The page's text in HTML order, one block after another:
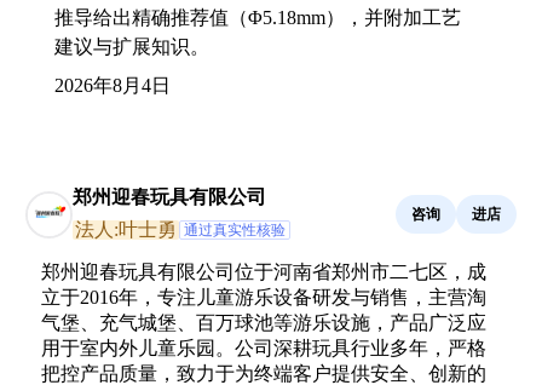
推导给出精确推荐值（Φ5.18mm），并附加工艺
建议与扩展知识。
2026年8月4日
郑州迎春玩具有限公司
法人:叶士勇 通过真实性核验
咨询 进店
郑州迎春玩具有限公司位于河南省郑州市二七区，成
立于2016年，专注儿童游乐设备研发与销售，主营淘
气堡、充气城堡、百万球池等游乐设施，产品广泛应
用于室内外儿童乐园。公司深耕玩具行业多年，严格
把控产品质量，致力于为终端客户提供安全、创新的